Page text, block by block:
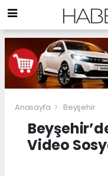
Anasayfa Beyşehir
Video